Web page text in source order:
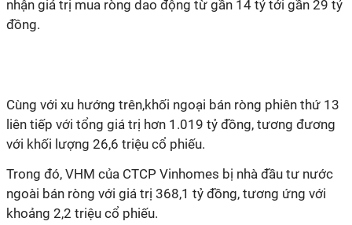
nhận giá trị mua ròng dao động từ gần 14 tỷ tới gần 29 tỷ
đồng.
Cùng với xu hướng trên,khối ngoại bán ròng phiên thứ 13
liên tiếp với tổng giá trị hơn 1.019 tỷ đồng, tương đương
với khối lượng 26,6 triệu cổ phiếu.
Trong đó, VHM của CTCP Vinhomes bị nhà đầu tư nước
ngoài bán ròng với giá trị 368,1 tỷ đồng, tương ứng với
khoảng 2,2 triệu cổ phiếu.